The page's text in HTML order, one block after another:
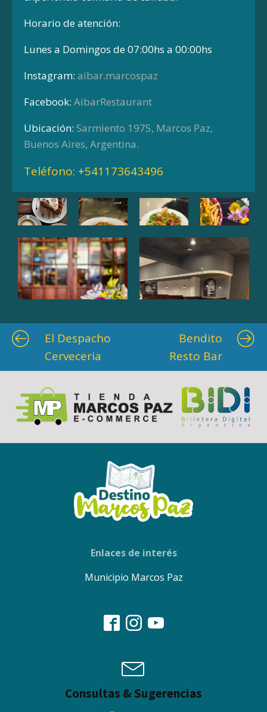
Horario de atención:
Lunes a Domingos de 07:00hs a 00:00hs
Instagram: aibar.marcospaz
Facebook: AibarRestaurant
Ubicación: Sarmiento 1975, Marcos Paz,
Buenos Aires, Argentina.
Teléfono: +541173643496
El Despacho
Cerveceria
Bendito
Resto Bar
Enlaces de interés
Municipio Marcos Paz
Consultas & Sugerencias